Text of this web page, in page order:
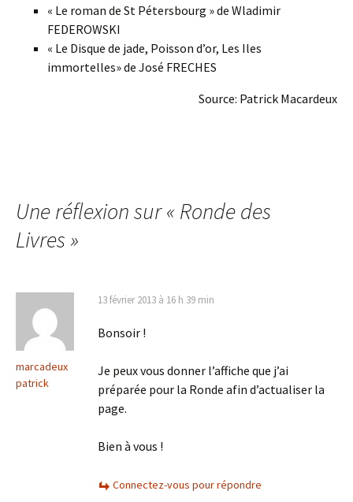
« Le roman de St Pétersbourg » de Wladimir
FEDEROWSKI
« Le Disque de jade, Poisson d’or, Les Iles
immortelles» de José FRECHES
Source: Patrick Macardeux
Une réflexion sur « Ronde des
Livres»
marcadeux
patrick
13 février 2013 à 16 h 39 min
Bonsoir !
Je peux vous donner l’affiche que j’ai
préparée pour la Ronde afin d’actualiser la
page.
Bien à vous !
Connectez-vous pour répondre